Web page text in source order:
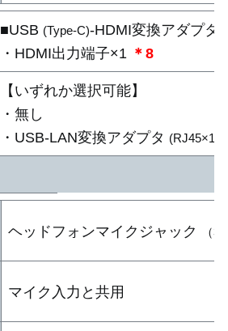
■USB (Type-C)-HDMI変換アダプタ
・HDMI出力端子×1 ＊8
【いずれか選択可能】
・無し
・USB-LAN変換アダプタ (RJ45×1
ヘッドフォンマイクジャック （
マイク入力と共用